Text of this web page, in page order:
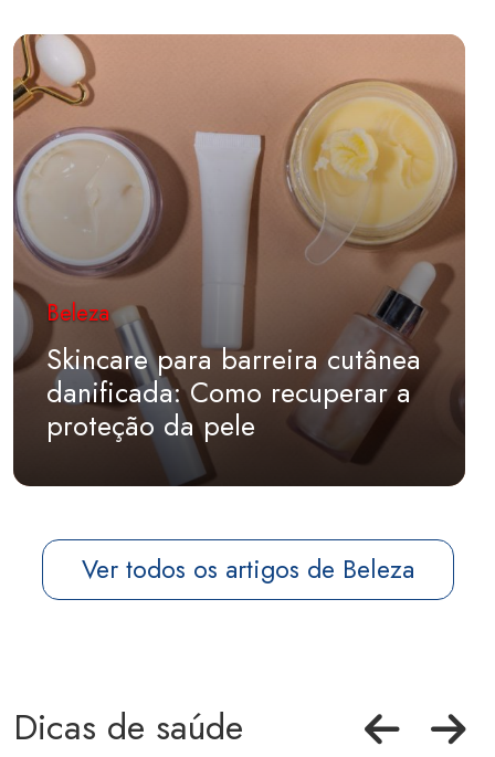
Beleza
Skincare para barreira cutânea
danificada: Como recuperar a
proteção da pele
Ver todos os artigos de Beleza
Dicas de saúde